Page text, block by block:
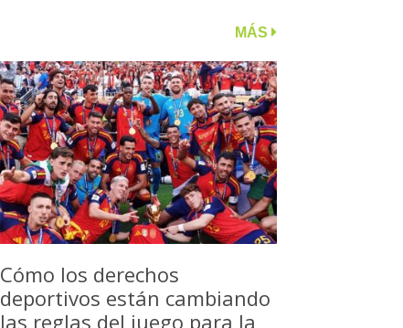
MÁS
Cómo los derechos
deportivos están cambiando
las reglas del juego para la